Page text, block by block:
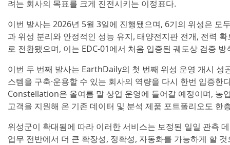
려는 회사의 목표를 크게 진전시키는 이정표다.
이번 발사는 2026년 5월 3일에 진행됐으며, 6기의 위성은 모
과 위성 분리와 안정적인 성능 유지, 태양전지판 전개, 전력
로 전환됐으며, 이는 EDC-01에서 처음 입증된 궤도상 검증
이번 두 번째 발사는 EarthDaily의 첫 번째 위성 운영 개시 성
스템을 구축·운용할 수 있는 회사의 역량을 다시 한번 입증
Constellation은 올여름 말 상업 운영에 들어갈 예정이며, 농
고객을 지원해 온 기존 데이터 및 분석 제품 포트폴리오도 한
위성군이 확대됨에 따라 이러한 서비스는 보정된 일일 관측
업무 전반에서 더 큰 확장성, 정확성, 자동화를 가능하게 할